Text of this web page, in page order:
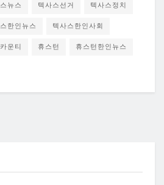
뉴스 텍사스선거 텍사스정치
한인뉴스 텍사스한인사회
운티 휴스턴 휴스턴한인뉴스